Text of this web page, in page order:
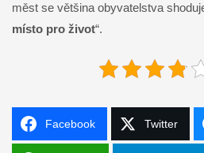
měst se většina obyvatelstva
místo pro život“.
Facebook Twitter